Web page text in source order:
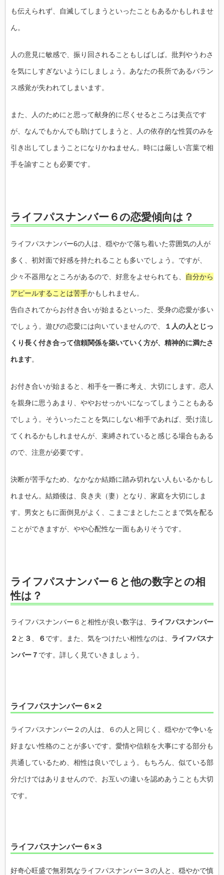
も伝えられず、自滅してしまうといったこともあるかもしれませ
ん。
人の意見に敏感で、振り回されることもしばしば。批判やうわさ
を気にしすぎないようにしましょう。あなたの長所であるバラン
ス感覚が失われてしまいます。
また、人のためにと思って献身的に尽くせるところは美点です
が、なんでもかんでも助けてしまうと、人の依存的な性質のみを
引き出してしまうことになりかねません。時には厳しい言葉で相
手を諭すことも必要です。
ライフパスナンバー６の恋愛傾向は？
ライフパスナンバー6の人は、穏やかで落ち着いた雰囲気の人が
多く、初対面で好感を持たれることも多いでしょう。ですが、
少々不器用なところがあるので、好意をよせられても、 自分から
アピールすることは苦手かもしれません。
告白されてからお付き合いが始まるといった、受身の恋愛が多い
でしょう。遊びの恋愛には向いていませんので、 １人の人とじっ
くり長く付き合って信頼関係を築いていく方が、精神的に満たさ
れます。
お付き合いが始まると、相手を一番に考え、大切にします。恋人
を親身に思うあまり、ややおせっかいになってしまうこともある
でしょう。そういったことを気にしない相手であれば、受け流し
てくれるかもしれませんが、束縛されていると感じる場合もある
ので、注意が必要です。
決断が苦手なため、なかなか結婚に踏み切れない人もいるかもし
れません。結婚後は、良き夫（妻）となり、家庭を大切にしま
す。男女ともに面倒見がよく、こまごまとしたことまで気を配る
ことができますが、やや心配性な一面もありそうです。
ライフパスナンバー６と他の数字との相
性は？
ライフパスナンバー６と相性が良い数字は、 ライフパスナンバー
２ と ３ ６ です。また、気をつけたい相性なのは、 ライフパスナ
ンバー７ です。詳しく見ていきましょう。
ライフパスナンバー６×２
ライフパスナンバー２の人は、６の人と同じく、穏やかで争いを
好まない性格のことが多いです。愛情や信頼を大事にする部分も
共通しているため、相性は良いでしょう。もちろん、似ている部
分だけではありませんので、お互いの違いを認めあうことも大切
です。
ライフパスナンバー６×３
好奇心旺盛で無邪気なライフパスナンバー３の人と、穏やかで慎